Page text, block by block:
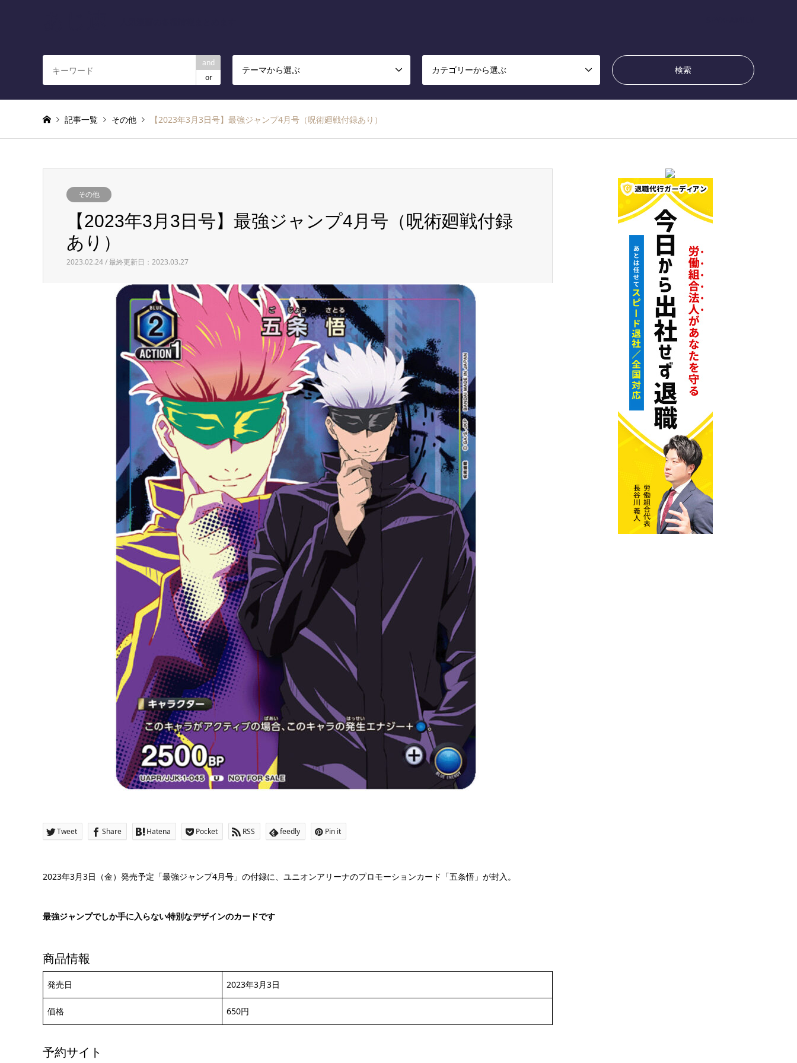
and
or
テーマから選ぶ カテゴリーから選ぶ
記事一覧 その他 【2023年3月3日号】最強ジャンプ4月号（呪術廻戦付録あり）
その他
【2023年3月3日号】最強ジャンプ4月号（呪術廻戦付録
あり）
2023.02.24 / 最終更新日：2023.03.27
Tweet Share Hatena Pocket RSS feedly Pin it
2023年3月3日（金）発売予定「最強ジャンプ4月号」の付録に、ユニオンアリーナのプロモーションカード「五条悟」が封入。
最強ジャンプでしか手に入らない特別なデザインのカードです
商品情報
発売日 2023年3月3日
価格 650円
予約サイト